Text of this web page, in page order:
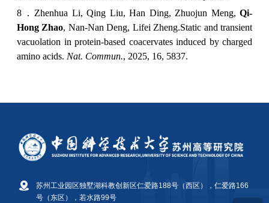
苏州工业园区独墅湖科教创新区仁爱路188号（西区），仁爱路166
号（东区），若水路99号